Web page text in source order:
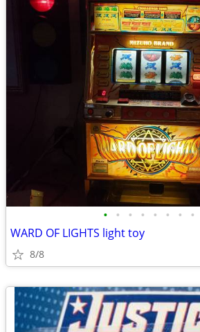
• • • • • • • •
WARD OF LIGHTS light toy
8/8